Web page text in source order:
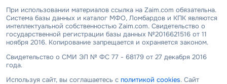
При использовании материалов ссылка на Zaim.com обязательна.
Система базы данных и каталог МФО, Ломбардов и КПК являются
интеллектуальной собственностью Zaim.com. Свидетельство о
государственной регистрации базы данных №2016621516 от 11
ноября 2016. Копирование запрещается и охраняется законом.
Свидетельство о СМИ ЭЛ № ФС 77 - 68179 от 27 декабря 2016
года.
Используя сайт, вы соглашаетесь с политикой cookies. Сайт